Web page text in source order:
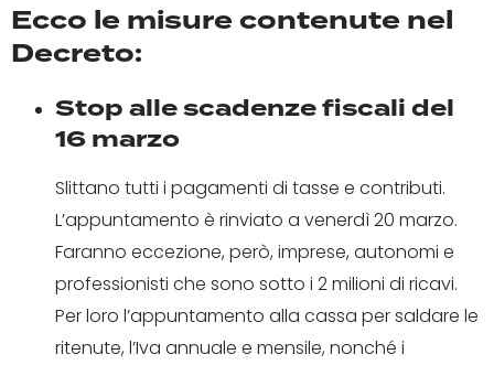
Ecco le misure contenute nel
Decreto:
Stop alle scadenze fiscali del
16 marzo
Slittano tutti i pagamenti di tasse e contributi.
L’appuntamento è rinviato a venerdì 20 marzo.
Faranno eccezione, però, imprese, autonomi e
professionisti che sono sotto i 2 milioni di ricavi.
Per loro l’appuntamento alla cassa per saldare le
ritenute, l’Iva annuale e mensile, nonché i